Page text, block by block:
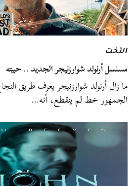
التخت
مسلسل أرنولد شوارزنيجر الجديد .. حبيته
ما زال أرنولد شوارزنيجر يعرف طريق
الجمهور خط لم ينقطع، أنه…